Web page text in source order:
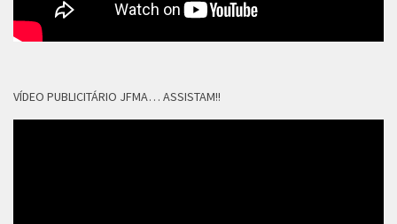
VÍDEO PUBLICITÁRIO JFMA… ASSISTAM!!